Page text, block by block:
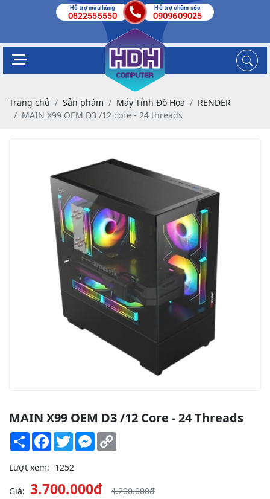
Hỗ trợ mua hàng
0822555550
Hỗ trợ chăm sóc
0909609025
Trang chủ Sản phẩm Máy Tính Đồ Họa
RENDER
MAIN X99 OEM D3 /12 core - 24 threads
MAIN X99 OEM D3 /12 Core - 24 Threads
Share Facebook
TwitterMessenger
Lượt xem: 1252
Giá: 3.700.000đ 4.200.000đ